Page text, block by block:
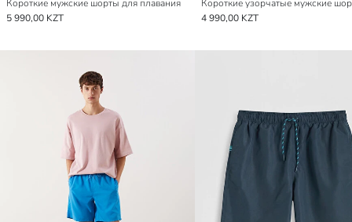
Короткие мужские шорты для плавания
5 990,00 KZT
4 990,00 KZT